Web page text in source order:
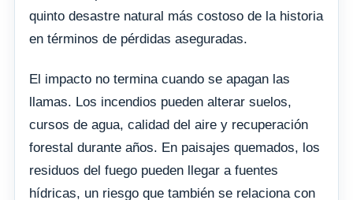
quinto desastre natural más costoso de la historia
en términos de pérdidas aseguradas.
El impacto no termina cuando se apagan las
llamas. Los incendios pueden alterar suelos,
cursos de agua, calidad del aire y recuperación
forestal durante años. En paisajes quemados, los
residuos del fuego pueden llegar a fuentes
hídricas, un riesgo que también se relaciona con